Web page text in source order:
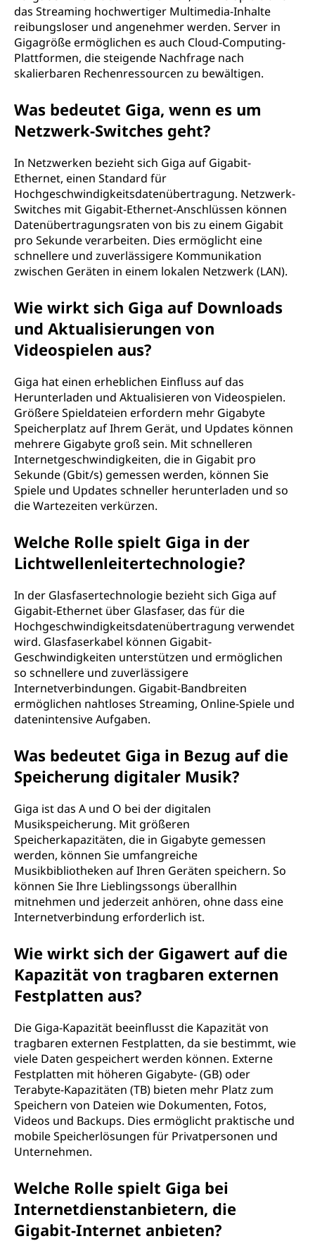
das Streaming hochwertiger Multimedia-Inhalte
reibungsloser und angenehmer werden. Server in
Gigagröße ermöglichen es auch Cloud-Computing-
Plattformen, die steigende Nachfrage nach
skalierbaren Rechenressourcen zu bewältigen.
Was bedeutet Giga, wenn es um
Netzwerk-Switches geht?
In Netzwerken bezieht sich Giga auf Gigabit-
Ethernet, einen Standard für
Hochgeschwindigkeitsdatenübertragung. Netzwerk-
Switches mit Gigabit-Ethernet-Anschlüssen können
Datenübertragungsraten von bis zu einem Gigabit
pro Sekunde verarbeiten. Dies ermöglicht eine
schnellere und zuverlässigere Kommunikation
zwischen Geräten in einem lokalen Netzwerk (LAN).
Wie wirkt sich Giga auf Downloads
und Aktualisierungen von
Videospielen aus?
Giga hat einen erheblichen Einfluss auf das
Herunterladen und Aktualisieren von Videospielen.
Größere Spieldateien erfordern mehr Gigabyte
Speicherplatz auf Ihrem Gerät, und Updates können
mehrere Gigabyte groß sein. Mit schnelleren
Internetgeschwindigkeiten, die in Gigabit pro
Sekunde (Gbit/s) gemessen werden, können Sie
Spiele und Updates schneller herunterladen und so
die Wartezeiten verkürzen.
Welche Rolle spielt Giga in der
Lichtwellenleitertechnologie?
In der Glasfasertechnologie bezieht sich Giga auf
Gigabit-Ethernet über Glasfaser, das für die
Hochgeschwindigkeitsdatenübertragung verwendet
wird. Glasfaserkabel können Gigabit-
Geschwindigkeiten unterstützen und ermöglichen
so schnellere und zuverlässigere
Internetverbindungen. Gigabit-Bandbreiten
ermöglichen nahtloses Streaming, Online-Spiele und
datenintensive Aufgaben.
Was bedeutet Giga in Bezug auf die
Speicherung digitaler Musik?
Giga ist das A und O bei der digitalen
Musikspeicherung. Mit größeren
Speicherkapazitäten, die in Gigabyte gemessen
werden, können Sie umfangreiche
Musikbibliotheken auf Ihren Geräten speichern. So
können Sie Ihre Lieblingssongs überallhin
mitnehmen und jederzeit anhören, ohne dass eine
Internetverbindung erforderlich ist.
Wie wirkt sich der Gigawert auf die
Kapazität von tragbaren externen
Festplatten aus?
Die Giga-Kapazität beeinflusst die Kapazität von
tragbaren externen Festplatten, da sie bestimmt, wie
viele Daten gespeichert werden können. Externe
Festplatten mit höheren Gigabyte- (GB) oder
Terabyte-Kapazitäten (TB) bieten mehr Platz zum
Speichern von Dateien wie Dokumenten, Fotos,
Videos und Backups. Dies ermöglicht praktische und
mobile Speicherlösungen für Privatpersonen und
Unternehmen.
Welche Rolle spielt Giga bei
Internetdienstanbietern, die
Gigabit-Internet anbieten?